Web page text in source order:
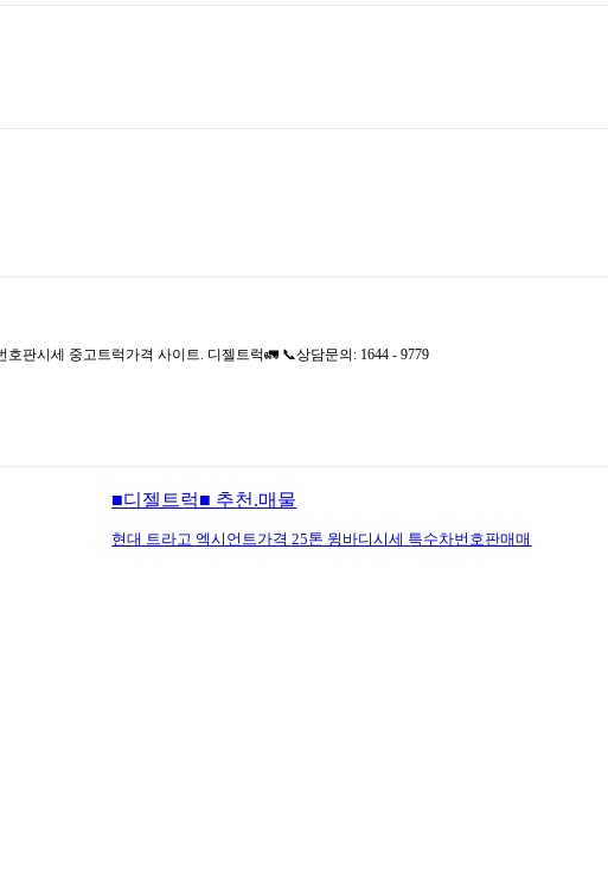
판시세 중고트럭가격 사이트. 디젤트럭🚛 📞상담문의: 1644 - 9779
■디젤트럭■ 추천.매물
현대 트라고 엑시언트가격 25톤 윙바디시세 특수차번호판매매